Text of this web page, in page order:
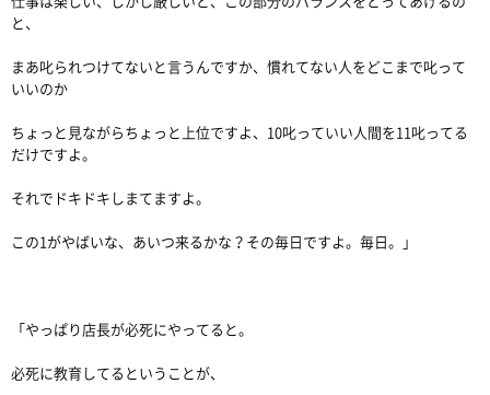
と、
まあ叱られつけてないと言うんですか、慣れてない人をどこまで叱って
いいのか
ちょっと見ながらちょっと上位ですよ、10叱っていい人間を11叱ってる
だけですよ。
それでドキドキしまてますよ。
この1がやばいな、あいつ来るかな？その毎日ですよ。毎日。」
「やっぱり店長が必死にやってると。
必死に教育してるということが、